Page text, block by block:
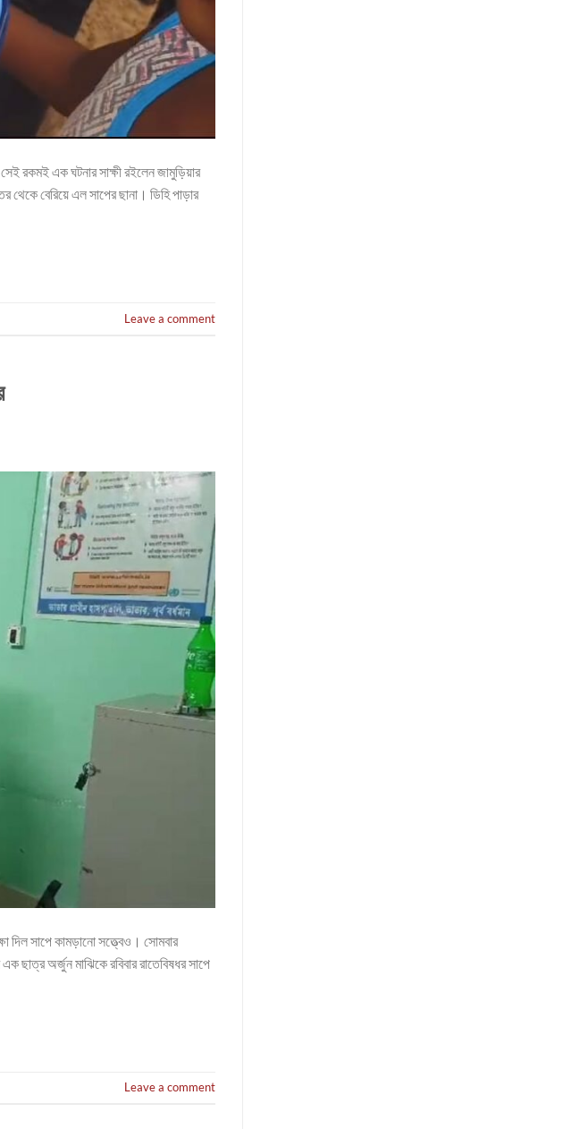
রকমই এক ঘটনার সাক্ষী রইলেন জামুড়িয়ার
থেকে বেরিয়ে এল সাপের ছানা। ডিহি পাড়ার
Leave a comment
দিল সাপে কামড়ানো সত্ত্বেও। সোমবার
অর্জুন মাঝিকে রবিবার রাতেবিষধর সাপে
Leave a comment